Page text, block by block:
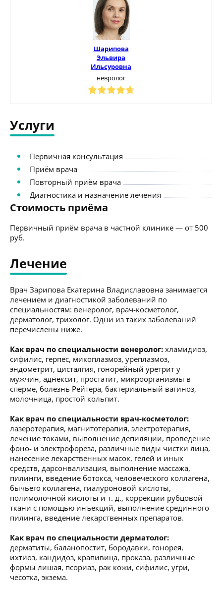
Шарипова
Эльвира
Ильсуровна
невролог
Услуги
Первичная консультация
Приём врача
Повторный приём врача
Диагностика и назначение лечения
Стоимость приёма
Первичный приём врача в частной клинике — от 500
руб.
Лечение
Врач Зарипова Екатерина Владиславовна занимается
лечением и диагностикой заболеваний по
специальностям: венеролог, врач-косметолог,
дерматолог, трихолог. Одни из таких заболеваний
перечислены ниже.
Как врач по специальности венеролог: хламидиоз,
сифилис, герпес, микоплазмоз, уреплазмоз,
эндометрит, цисталгия, гонорейный уретрит у
мужчин, аднексит, простатит, микроорганизмы в
сперме, болезнь Рейтера, бактериальный вагиноз,
молочница, простой кольпит.
Как врач по специальности врач-косметолог:
лазеротерапия, магнитотерапия, электротерапия,
лечение токами, выполнение депиляции, проведение
фоно- и электрофореза, различные виды чистки лица,
нанесение лекарственных масок, гелей и иных
средств, дарсонвализация, выполнение массажа,
пилинги, введение ботокса, человеческого коллагена,
бычьего коллагена, гиалуроновой кислоты,
полимолочной кислоты и т. д., коррекции рубцовой
ткани с помощью инъекций, выполнение срединного
пилинга, введение лекарственных препаратов.
Как врач по специальности дерматолог:
дерматиты, баланопостит, бородавки, гонорея,
ихтиоз, кандидоз, крапивица, проказа, различные
формы лишая, псориаз, рак кожи, сифилис, угри,
чесотка, экзема.